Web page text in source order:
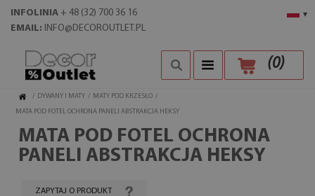
▾
INFOLINIA + 48 (32) 700 36 16
EMAIL: INFO@DECOROUTLET.PL
(0)
/ DYWANY I MATY / MATY POD KRZESŁO /
MATA POD FOTEL OCHRONA PANELI ABSTRAKCJA HEKSY
MATA POD FOTEL OCHRONA
PANELI ABSTRAKCJA HEKSY
ZAPYTAJ O PRODUKT